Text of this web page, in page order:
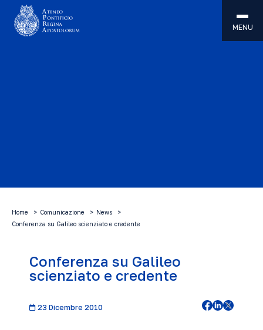
MENU
Home Comunicazione
News
Conferenza su Galileo scienziato e credente
Conferenza su Galileo
scienziato e credente
23 Dicembre 2010